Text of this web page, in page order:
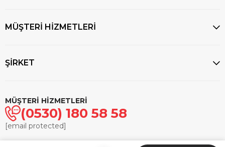
MÜŞTERİ HİZMETLERİ
ŞİRKET
MÜŞTERİ HİZMETLERİ
(0530) 180 58 58
[email protected]